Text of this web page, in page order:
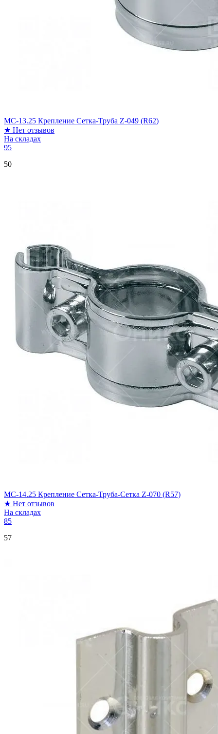
МС-13.25 Крепление Сетка-Труба Z-049 (R62)
★ Нет отзывов
На складах
95
50
МС-14.25 Крепление Сетка-Труба-Сетка Z-070 (R57)
★ Нет отзывов
На складах
85
57